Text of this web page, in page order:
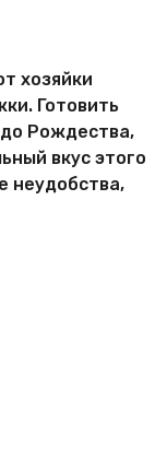
хозяйки
Готовить
до Рождества,
вкус этого
неудобства,